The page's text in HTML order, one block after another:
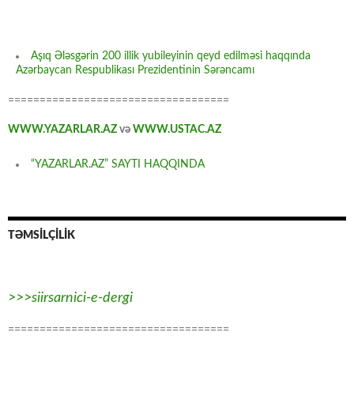
Aşıq Ələsgərin 200 illik yubileyinin qeyd edilməsi haqqında
Azərbaycan Respublikası Prezidentinin Sərəncamı
===================================
WWW.YAZARLAR.AZ və WWW.USTAC.AZ
“YAZARLAR.AZ” SAYTI HAQQINDA
TƏMSİLÇİLİK
>>>siirsarnici-e-dergi
===================================